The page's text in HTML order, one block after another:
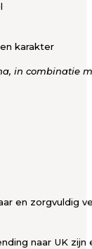
karakter
in combinatie
en zorgvuldig
naar UK